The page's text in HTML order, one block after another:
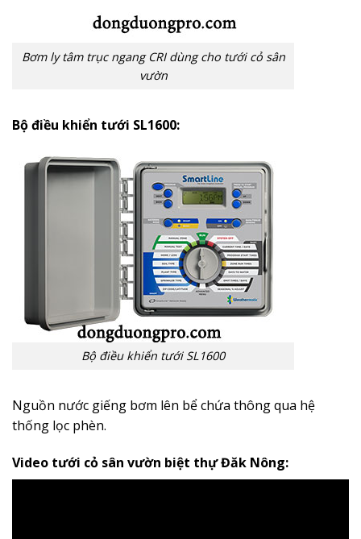
Bơm ly tâm trục ngang CRI dùng cho tưới cỏ sân
vườn
Bộ điều khiển tưới SL1600:
Bộ điều khiển tưới SL1600
Nguồn nước giếng bơm lên bể chứa thông qua hệ
thống lọc phèn.
Video tưới cỏ sân vườn biệt thự Đăk Nông: